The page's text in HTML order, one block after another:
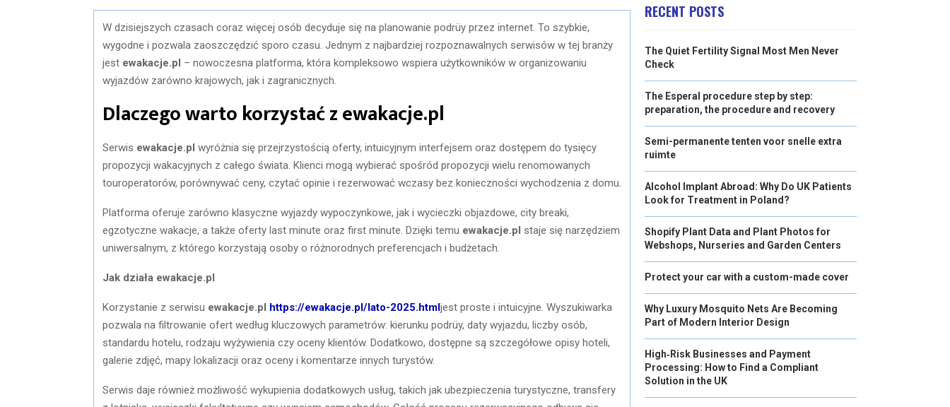
W dzisiejszych czasach coraz więcej osób decyduje się na planowanie podrüy przez internet. To szybkie,
wygodne i pozwala zaoszczędzić sporo czasu. Jednym z najbardziej rozpoznawalnych serwisów w tej branży
jest ewakacje.pl – nowoczesna platforma, która kompleksowo wspiera użytkowników w organizowaniu
wyjazdów zarówno krajowych, jak i zagranicznych.
Dlaczego warto korzystać z ewakacje.pl
Serwis ewakacje.pl wyróżnia się przejrzystością oferty, intuicyjnym interfejsem oraz dostępem do tysięcy
propozycji wakacyjnych z całego świata. Klienci mogą wybierać spośród propozycji wielu renomowanych
touroperatorów, porównywać ceny, czytać opinie i rezerwować wczasy bez konieczności wychodzenia z domu.
Platforma oferuje zarówno klasyczne wyjazdy wypoczynkowe, jak i wycieczki objazdowe, city breaki,
egzotyczne wakacje, a także oferty last minute oraz first minute. Dzięki temu ewakacje.pl staje się narzędziem
uniwersalnym, z którego korzystają osoby o różnorodnych preferencjach i budżetach.
Jak działa ewakacje.pl
Korzystanie z serwisu ewakacje.pl https://ewakacje.pl/lato-2025.htmljest proste i intuicyjne. Wyszukiwarka
pozwala na filtrowanie ofert według kluczowych parametrów: kierunku podrüy, daty wyjazdu, liczby osób,
standardu hotelu, rodzaju wyżywienia czy oceny klientów. Dodatkowo, dostępne są szczegółowe opisy hoteli,
galerie zdjęć, mapy lokalizacji oraz oceny i komentarze innych turystów.
Serwis daje również możliwość wykupienia dodatkowych usług, takich jak ubezpieczenia turystyczne, transfery
RECENT POSTS
The Quiet Fertility Signal Most Men Never
Check
The Esperal procedure step by step:
preparation, the procedure and recovery
Semi-permanente tenten voor snelle extra
ruimte
Alcohol Implant Abroad: Why Do UK Patients
Look for Treatment in Poland?
Shopify Plant Data and Plant Photos for
Webshops, Nurseries and Garden Centers
Protect your car with a custom-made cover
Why Luxury Mosquito Nets Are Becoming
Part of Modern Interior Design
High‑Risk Businesses and Payment
Processing: How to Find a Compliant
Solution in the UK